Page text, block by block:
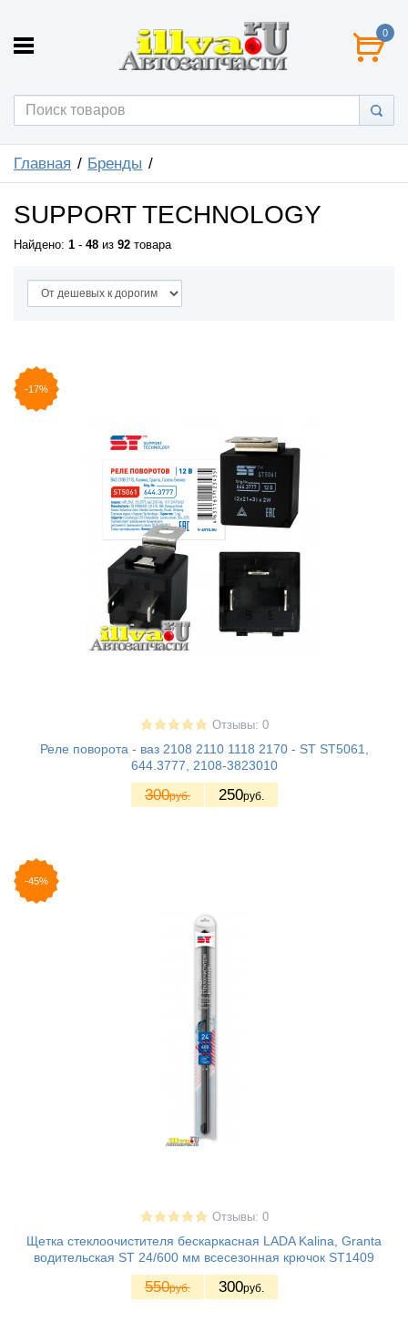
0
Главная Бренды
SUPPORT TECHNOLOGY
Найдено: 1 - 48 из 92 товара
-17%
Отзывы: 0
Реле поворота - ваз 2108 2110 1118 2170 - ST ST5061,
644.3777, 2108-3823010
300руб. 250руб.
-45%
Отзывы: 0
Щетка стеклоочистителя бескаркасная LADA Kalina, Granta
водительская ST 24/600 мм всесезонная крючок ST1409
550руб. 300руб.